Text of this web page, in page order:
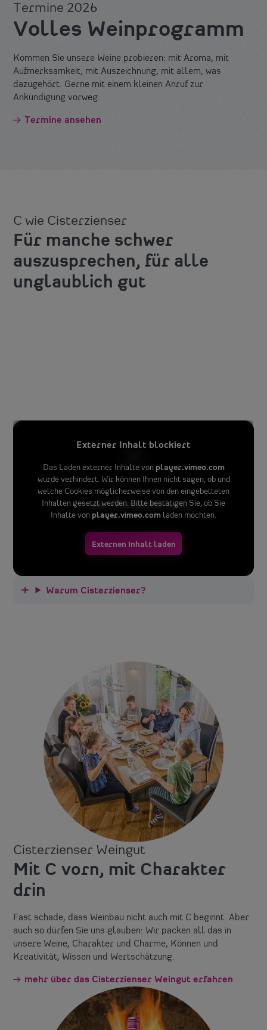
Termine 2026
Volles Weinprogramm
Kommen Sie unsere Weine probieren: mit Aroma, mit
Aufmerksamkeit, mit Auszeichnung, mit allem, was
dazugehört. Gerne mit einem kleinen Anruf zur
Ankündigung vorweg.
Termine ansehen
C wie Cisterzienser
Für manche schwer
auszusprechen, für alle
unglaublich gut
Externer Inhalt blockiert
Das Laden externer Inhalte von player.vimeo.com
wurde verhindert. Wir können Ihnen nicht sagen, ob und
welche Cookies möglicherweise von den eingebetteten
Inhalten gesetzt werden. Bitte bestätigen Sie, ob Sie
Inhalte von player.vimeo.com laden möchten.
Externen Inhalt laden
Warum Cisterzienser?
Cisterzienser Weingut
Mit C vorn, mit Charakter
drin
Fast schade, dass Weinbau nicht auch mit C beginnt. Aber
auch so dürfen Sie uns glauben: Wir packen all das in
unsere Weine, Charakter und Charme, Können und
Kreativität, Wissen und Wertschätzung.
mehr über das Cisterzienser Weingut erfahren